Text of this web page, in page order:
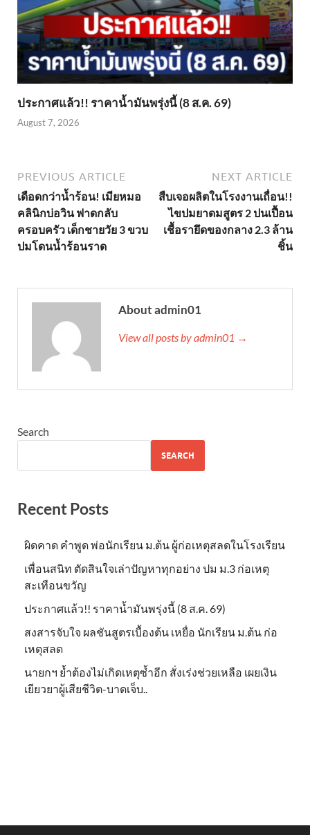
ประกาศแล้ว!! ราคาน้ำมันพรุ่งนี้ (8 ส.ค. 69)
August 7, 2026
PREVIOUS ARTICLE
เดือดกว่าน้ำร้อน! เมียหมอ
คลินิกบ่อวิน ฟาดกลับ
ครอบครัว เด็กชายวัย 3 ขวบ
ปมโดนน้ำร้อนราด
NEXT ARTICLE
สืบเจอผลิตในโรงงานเถื่อน!!
ไขปมยาดมสูตร 2 ปนเปื้อน
เชื้อรายึดของกลาง 2.3 ล้าน
ชิ้น
About admin01
View all posts by admin01 →
Search
SEARCH
Recent Posts
ผิดคาด คำพูด พ่อนักเรียน ม.ต้น ผู้ก่อเหตุสลดในโรงเรียน
เพื่อนสนิท ตัดสินใจเล่าปัญหาทุกอย่าง ปม ม.3 ก่อเหตุ
สะเทือนขวัญ
ประกาศแล้ว!! ราคาน้ำมันพรุ่งนี้ (8 ส.ค. 69)
สงสารจับใจ ผลชันสูตรเบื้องต้น เหยื่อ นักเรียน ม.ต้น ก่อ
เหตุสลด
นายกฯ ย้ำต้องไม่เกิดเหตุซ้ำอีก สั่งเร่งช่วยเหลือ เผยเงิน
เยียวยาผู้เสียชีวิต-บาดเจ็บ..